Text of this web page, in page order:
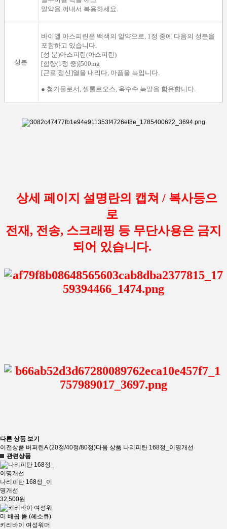
알약을 꺼내 서 복용하세요.
성분
바이엘 아스피린은 백색 의 알약으로, 1정 중에 다음의 성분을
포함하고 있습니다.
[성 분)아스피린(아스피린)
[함량(1정 중)]500mg
[근로 정신]열을 내리다, 아픔을 녹입니다.
● 첨가물로서 , 셀룰로오스, 옥수수 녹말을 함유합니다.
상세 페이지 설명란의 캡쳐 / 복사등으
로
전재, 전송, 스크래핑 등 무단사용은 금지
되어 있습니다.
다른 상품 보기
이전상품 버퍼린A (20정/40정/80정)다음 상품 나리피탄 168정_이명개선
관련상품
나리피탄 168정_이
명개선
32,500원
키리바이 여성워머